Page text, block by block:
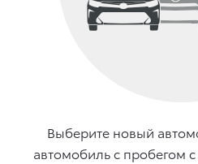
Выберите новый
автомобиль с пробегом